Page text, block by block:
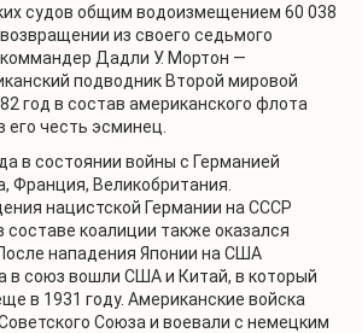
судов общим водоизмещением 60 038
из своего седьмого
коммандер Дадли У. Мортон —
подводник Второй мировой
год в состав американского флота
его честь эсминец.
в состоянии войны с Германией
Франция, Великобритания.
нацистской Германии на СССР
составе коалиции также оказался
нападения Японии на США
в союз вошли США и Китай, в который
в 1931 году. Американские войска
Союза и воевали с немецким